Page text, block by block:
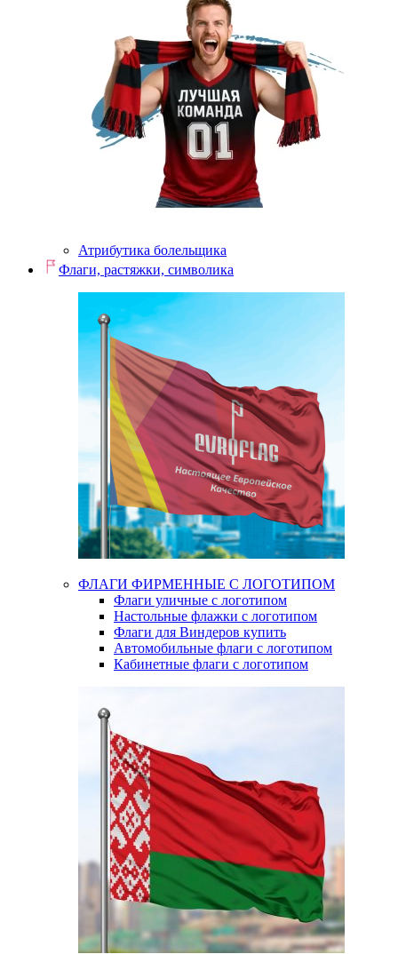
Атрибутика болельщика
Флаги, растяжки, символика
ФЛАГИ ФИРМЕННЫЕ С ЛОГОТИПОМ
Флаги уличные с логотипом
Настольные флажки с логотипом
Флаги для Виндеров купить
Автомобильные флаги с логотипом
Кабинетные флаги с логотипом